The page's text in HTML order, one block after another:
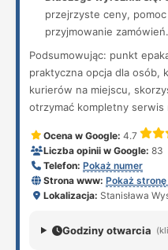
przejrzyste ceny,
przyjmowanie zamówień.
Podsumowując: punkt
praktyczna opcja dla osób,
kurierów na miejscu,
otrzymać kompletny serwis
Ocena w Google: 4.7
Liczba opinii w Google: 83
Telefon: Pokaż numer
Strona www: Pokaż stronę
Lokalizacja: Stanisława
Godziny otwarcia